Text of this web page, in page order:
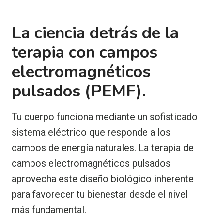
La ciencia detrás de la
terapia con campos
electromagnéticos
pulsados (PEMF).
Tu cuerpo funciona mediante un sofisticado
sistema eléctrico que responde a los
campos de energía naturales. La terapia de
campos electromagnéticos pulsados
aprovecha este diseño biológico inherente
para favorecer tu bienestar desde el nivel
más fundamental.